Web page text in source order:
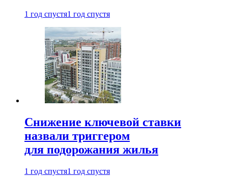
1 год спустя1 год спустя
Снижение ключевой ставки
назвали триггером
для подорожания жилья
1 год спустя1 год спустя